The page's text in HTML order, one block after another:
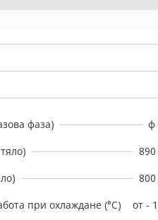
фаза)
ф
при охлаждане (°C)
от -